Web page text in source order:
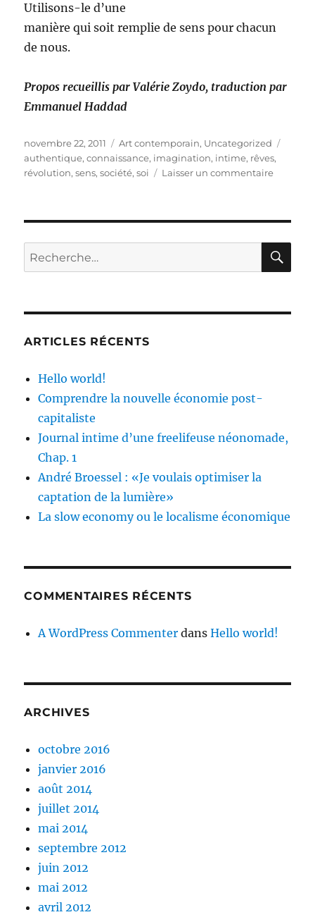
Utilisons-le d’une
manière qui soit remplie de sens pour chacun
de nous.
Propos recueillis par Valérie Zoydo, traduction par
Emmanuel Haddad
Publié
le
novembre 22, 2011 Catégories
Art contemporain, Uncategorized
authentique,connaissance, imagination, intime, rêves,
révolution,sens,société,soi Laisser un commentairesur
Sean
Lee
Recherche
pour :
ARTICLES RÉCENTS
Hello world!
Comprendre la nouvelle économie post-
capitaliste
Journal intime d’une freelifeuse néonomade,
Chap. 1
André Broessel : «Je voulais optimiser la
captation de la lumière»
La slow economy ou le localisme économique
COMMENTAIRES RÉCENTS
A WordPress Commenter dansHello world!
ARCHIVES
octobre 2016
janvier 2016
août 2014
juillet 2014
mai 2014
septembre 2012
juin 2012
mai 2012
avril 2012